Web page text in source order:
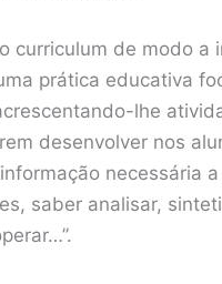
curriculum de modo a
prática educativa
lhe
desenvolver nos
necessária
saber analisar,